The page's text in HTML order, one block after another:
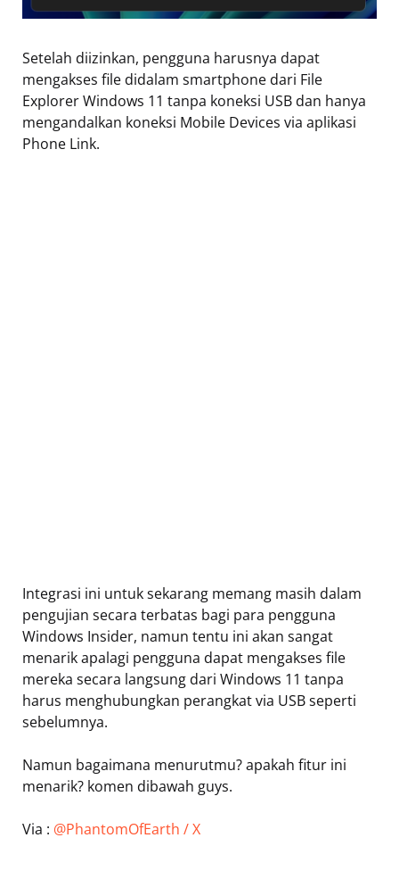
Setelah diizinkan, pengguna harusnya dapat
mengakses file didalam smartphone dari File
Explorer Windows 11 tanpa koneksi USB dan hanya
mengandalkan koneksi Mobile Devices via aplikasi
Phone Link.
Integrasi ini untuk sekarang memang masih dalam
pengujian secara terbatas bagi para pengguna
Windows Insider, namun tentu ini akan sangat
menarik apalagi pengguna dapat mengakses file
mereka secara langsung dari Windows 11 tanpa
harus menghubungkan perangkat via USB seperti
sebelumnya.
Namun bagaimana menurutmu? apakah fitur ini
menarik? komen dibawah guys.
Via : @PhantomOfEarth / X